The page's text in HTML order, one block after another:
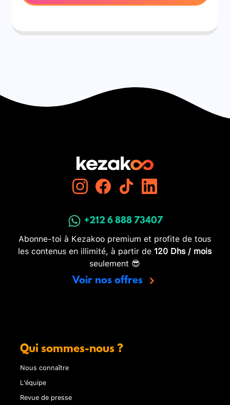
+212 6 888 73407
Abonne-toi à Kezakoo premium et profite de tous
les contenus en illimité, à partir de 120 Dhs / mois
seulement 😎
Voir nos offres
Qui sommes-nous ?
Nous connaître
L'équipe
Revue de presse